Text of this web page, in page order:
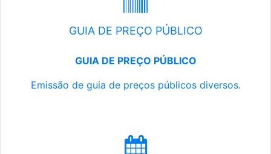
GUIA DE PREÇO PÚBLICO
GUIA DE PREÇO PÚBLICO
Emissão de guia de preços públicos diversos.